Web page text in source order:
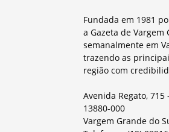
Fundada em 1981
a Gazeta de Vargem
semanalmente em
trazendo as
região com
Avenida Regato,
13880-000
Vargem Grande do